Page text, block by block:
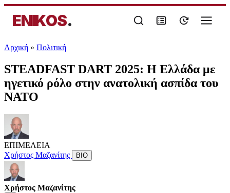
ENIKOS.
Αρχική » Πολιτική
STEADFAST DART 2025: H Ελλάδα με
ηγετικό ρόλο στην ανατολική ασπίδα του
ΝΑΤΟ
ΕΠΙΜΕΛΕΙΑ
Χρήστος Μαζανίτης
ΒΙΟ
Χρήστος Μαζανίτης